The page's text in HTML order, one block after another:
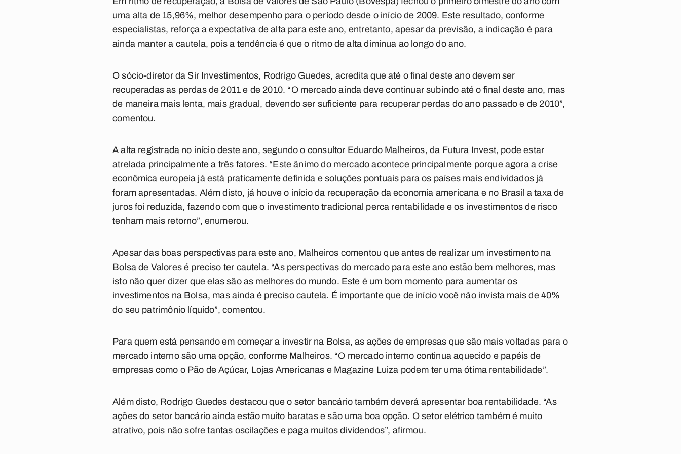
uma alta de 15,96%, melhor desempenho para o período desde o início de 2009. Este resultado, conforme
especialistas, reforça a expectativa de alta para este ano, entretanto, apesar da previsão, a indicação é para
ainda manter a cautela, pois a tendência é que o ritmo de alta diminua ao longo do ano.
O sócio-diretor da Sir Investimentos, Rodrigo Guedes, acredita que até o final deste ano devem ser
recuperadas as perdas de 2011 e de 2010. “O mercado ainda deve continuar subindo até o final deste ano, mas
de maneira mais lenta, mais gradual, devendo ser suficiente para recuperar perdas do ano passado e de 2010”,
comentou.
A alta registrada no início deste ano, segundo o consultor Eduardo Malheiros, da Futura Invest, pode estar
atrelada principalmente a três fatores. “Este ânimo do mercado acontece principalmente porque agora a crise
econômica europeia já está praticamente definida e soluções pontuais para os países mais endividados já
foram apresentadas. Além disto, já houve o início da recuperação da economia americana e no Brasil a taxa de
juros foi reduzida, fazendo com que o investimento tradicional perca rentabilidade e os investimentos de risco
tenham mais retorno”, enumerou.
Apesar das boas perspectivas para este ano, Malheiros comentou que antes de realizar um investimento na
Bolsa de Valores é preciso ter cautela. “As perspectivas do mercado para este ano estão bem melhores, mas
isto não quer dizer que elas são as melhores do mundo. Este é um bom momento para aumentar os
investimentos na Bolsa, mas ainda é preciso cautela. É importante que de início você não invista mais de 40%
do seu patrimônio líquido”, comentou.
Para quem está pensando em começar a investir na Bolsa, as ações de empresas que são mais voltadas para o
mercado interno são uma opção, conforme Malheiros. “O mercado interno continua aquecido e papéis de
empresas como o Pão de Açúcar, Lojas Americanas e Magazine Luiza podem ter uma ótima rentabilidade”.
Além disto, Rodrigo Guedes destacou que o setor bancário também deverá apresentar boa rentabilidade. “As
ações do setor bancário ainda estão muito baratas e são uma boa opção. O setor elétrico também é muito
atrativo, pois não sofre tantas oscilações e paga muitos dividendos”, afirmou.